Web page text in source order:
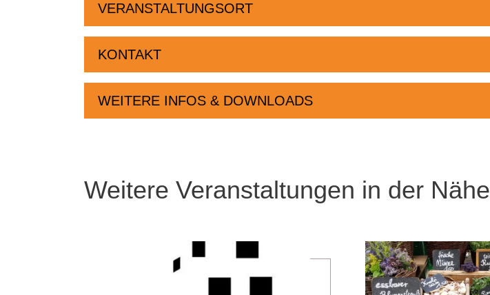
VERANSTALTUNGSORT
KONTAKT
WEITERE INFOS & DOWNLOADS
Weitere Veranstaltungen in der Nähe
mehr erfahren